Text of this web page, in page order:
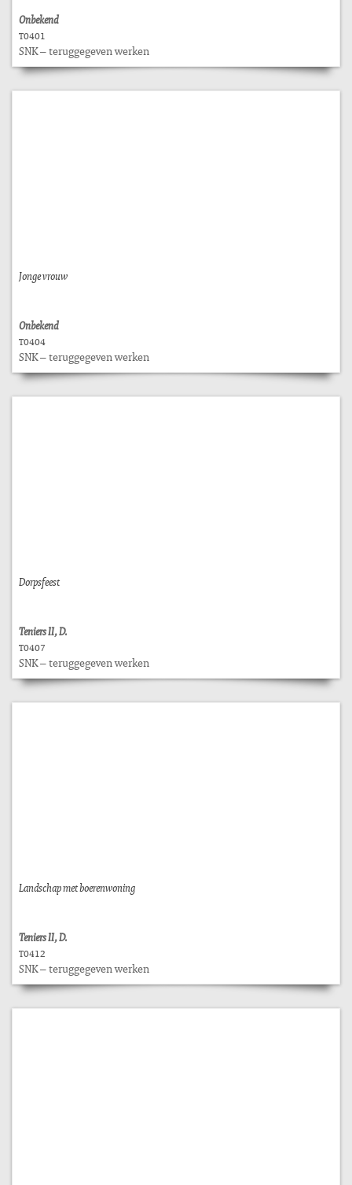
Onbekend
T0401
SNK – teruggegeven werken
Jonge vrouw
Onbekend
T0404
SNK – teruggegeven werken
Dorpsfeest
Teniers II, D.
T0407
SNK – teruggegeven werken
Landschap met boerenwoning
Teniers II, D.
T0412
SNK – teruggegeven werken